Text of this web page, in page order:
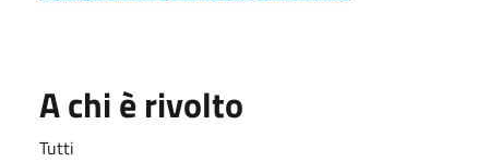
A chi è rivolto
Tutti